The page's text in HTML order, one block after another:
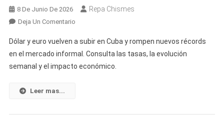
8 De Junio De 2026 Repa Chismes
Deja Un ComentarioEn
Y
Euro
Vuelven
Forma
Dólar y euro vuelven a subir en Cuba y rompen nuevos récords
en el mercado informal. Consulta las tasas, la evolución
semanal y el impacto económico.
Leer mas...